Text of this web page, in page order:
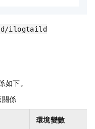
ilogtaild
下。
係
環境變數